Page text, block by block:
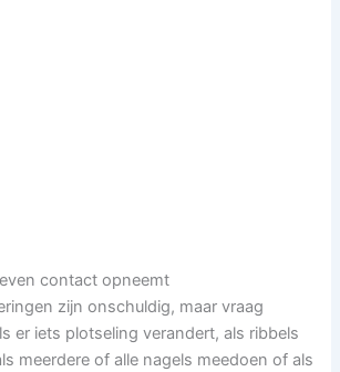
contact opneemt
zijn onschuldig, maar vraag
er iets plotseling verandert, als ribbels
meerdere of alle nagels meedoen of als